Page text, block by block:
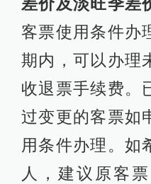
差价及淡旺季差
客票使用条件办
期内，可以办理
收退票手续费。
过变更的客票如
用条件办理。如
人，建议原客